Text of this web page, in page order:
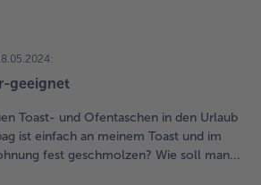
geeignet
Toast- und Ofentaschen in den Urlaub
ist einfach an meinem Toast und im
fest geschmolzen? Wie soll man...